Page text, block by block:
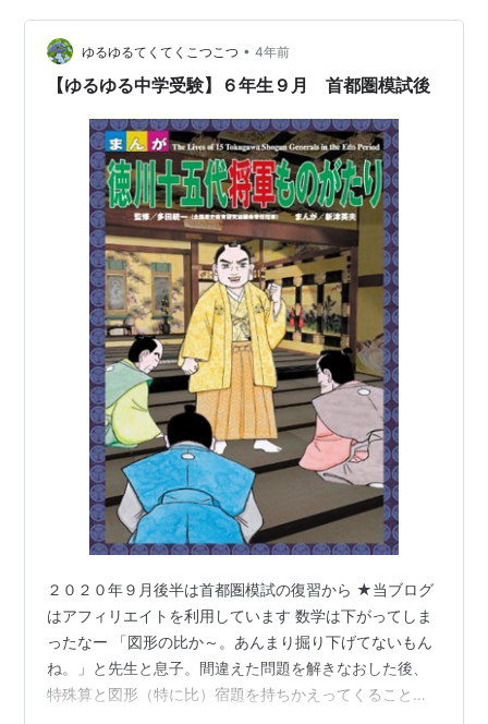
０%！まだまだ知 識が足りなかった・・・。漢字の書き
取りは今までで一番良かったか な。引き続き…
ゆるゆるてくてくこつこつ • 4年前
【ゆるゆる中学受験】６年生９月 首都圏模試後
２０２０年９月後半は首都圏模試の復習から ★当ブログ
はアフィリエイトを利用しています 数学は下がってしま
ったなー 「図形の比か～。あんまり掘り下げてないもん
ね。」と先生と息子。間違えた問題を解きなおした後、
特殊算と図形（特に比）宿題を持ちかえってくることが